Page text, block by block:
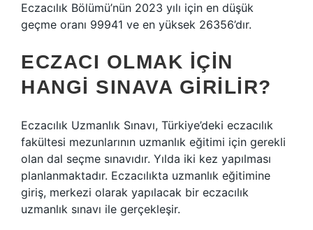
Eczacılık Bölümü’nün 2023 yılı için en düşük
geçme oranı 99941 ve en yüksek 26356’dır.
ECZACI OLMAK IÇIN
HANGI SINAVA GIRILIR?
Eczacılık Uzmanlık Sınavı, Türkiye’deki eczacılık
fakültesi mezunlarının uzmanlık eğitimi için gerekli
olan dal seçme sınavıdır. Yılda iki kez yapılması
planlanmaktadır. Eczacılıkta uzmanlık eğitimine
giriş, merkezi olarak yapılacak bir eczacılık
uzmanlık sınavı ile gerçekleşir.